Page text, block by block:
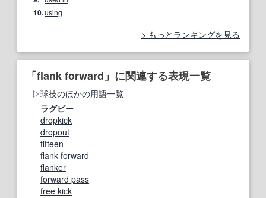
10.using
もっとランキングを見る
「flank forward」に関連する表現一覧
球技のほかの用語一覧
ラグビー
dropkick
dropout
fifteen
flank forward
flanker
forward pass
free kick